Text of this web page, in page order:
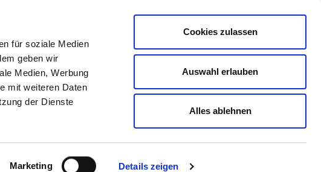
für soziale Medien
geben wir
Medien, Werbung
mit weiteren Daten
der Dienste
Marketing Details zeigen
Cookies zulassen
Auswahl erlauben
Alles ablehnen
Leichte Sprache Kontrast
KARRIERE & AUSBILDUNG GESUNDHEIT NORD Suche